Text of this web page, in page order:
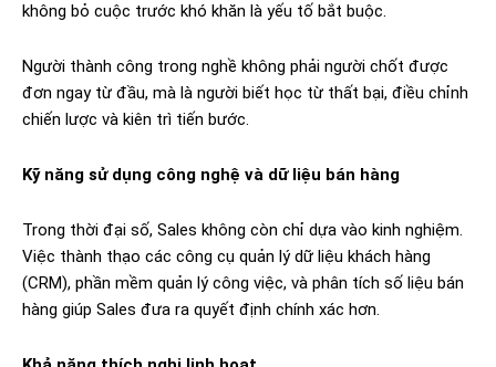
không bỏ cuộc trước khó khăn là yếu tố bắt buộc.
Người thành công trong nghề không phải người chốt được
đơn ngay từ đầu, mà là người biết học từ thất bại, điều chỉnh
chiến lược và kiên trì tiến bước.
Kỹ năng sử dụng công nghệ và dữ liệu bán hàng
Trong thời đại số, Sales không còn chỉ dựa vào kinh nghiệm.
Việc thành thạo các công cụ quản lý dữ liệu khách hàng
(CRM), phần mềm quản lý công việc, và phân tích số liệu bán
hàng giúp Sales đưa ra quyết định chính xác hơn.